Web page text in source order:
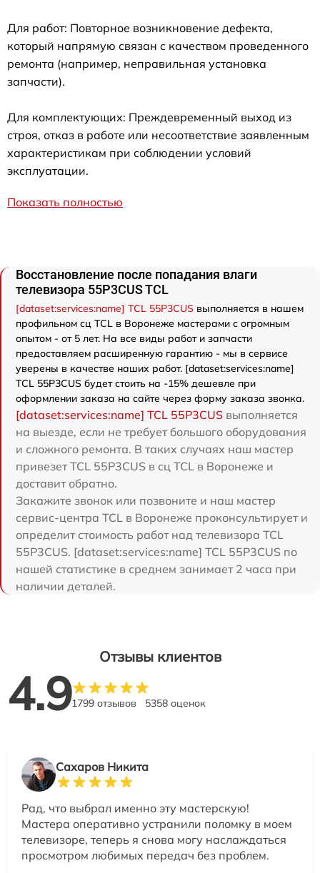
Для работ: Повторное возникновение дефекта,
который напрямую связан с качеством проведенного
ремонта (например, неправильная установка
запчасти).
Для комплектующих: Преждевременный выход из
строя, отказ в работе или несоответствие заявленным
характеристикам при соблюдении условий
эксплуатации.
Показать полностью
Восстановление после попадания влаги
телевизора 55P3CUS TCL
[dataset:services:name] TCL 55P3CUS выполняется в нашем
профильном сц TCL в Воронеже мастерами с огромным
опытом - от 5 лет. На все виды работ и запчасти
предоставляем расширенную гарантию - мы в сервисе
уверены в качестве наших работ. [dataset:services:name]
TCL 55P3CUS будет стоить на -15% дешевле при
оформлении заказа на сайте через форму заказа звонка.
[dataset:services:name] TCL 55P3CUS выполняется
на выезде, если не требует большого оборудования
и сложного ремонта. В таких случаях наш мастер
привезет TCL 55P3CUS в сц TCL в Воронеже и
доставит обратно.
Закажите звонок или позвоните и наш мастер
сервис-центра TCL в Воронеже проконсультирует и
определит стоимость работ над телевизора TCL
55P3CUS. [dataset:services:name] TCL 55P3CUS по
нашей статистике в среднем занимает 2 часа при
наличии деталей.
Отзывы клиентов
4.91799 отзывов 5358 оценок
Сахаров Никита
Рад, что выбрал именно эту мастерскую!
Мастера оперативно устранили поломку в моем
телевизоре, теперь я снова могу наслаждаться
просмотром любимых передач без проблем.